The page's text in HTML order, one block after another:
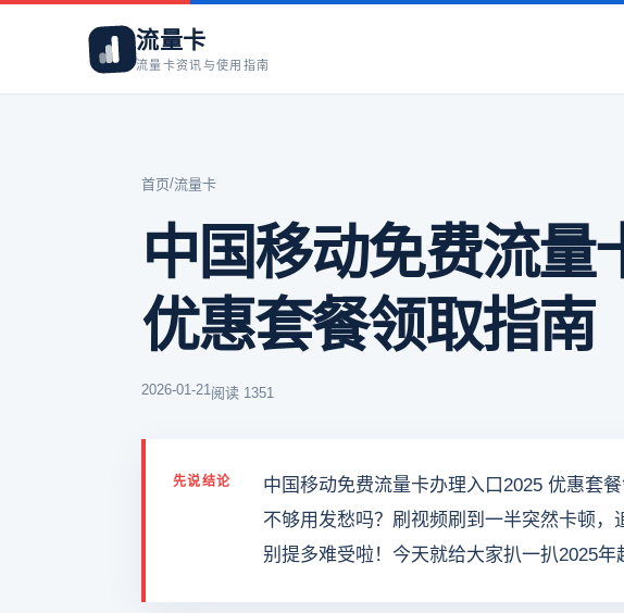
流量卡
流量卡资讯与使用指南
首页/流量卡
中国移动免费流量
优惠套餐领取指南
2026-01-21阅读 1351
先说结论
中国移动免费流量卡办理入口2025 优惠套
不够用发愁吗？刷视频刷到一半突然卡顿
别提多难受啦！今天就给大家扒一扒2025